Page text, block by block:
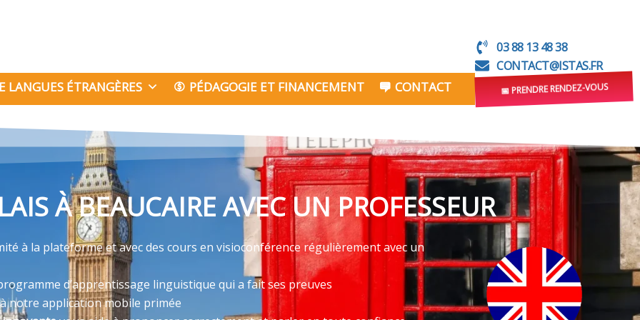
LANGUES ÉTRANGÈRES PÉDAGOGIE ET FINANCEMENT CONTACT
03 88 13 48 38
CONTACT@ISTAS.FR
📅 PRENDRE RENDEZ-VOUS
À BEAUCAIRE AVEC UN PROFESSEUR
à la plateforme et avec des cours en visioconférence régulièrement avec un
d’apprentissage linguistique qui a fait ses preuves
notre application mobile primée